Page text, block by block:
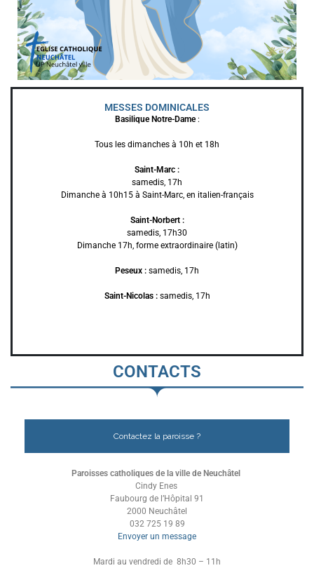
MESSES DOMINICALES
Basilique Notre-Dame:
Tous les dimanches à 10h et 18h
Saint-Marc :
samedis, 17h
Dimanche à 10h15 à Saint-Marc, en italien-français
Saint-Norbert :
samedis, 17h30
Dimanche 17h, forme extraordinaire (latin)
Peseux : samedis, 17h
Saint-Nicolas :samedis, 17h
CONTACTS
Contactez la paroisse ?
Paroisses catholiques de la ville de Neuchâtel
Cindy Enes
Faubourg de l’Hôpital 91
2000 Neuchâtel
032 725 19 89
Envoyer un message
Mardi au vendredi de 8h30 – 11h